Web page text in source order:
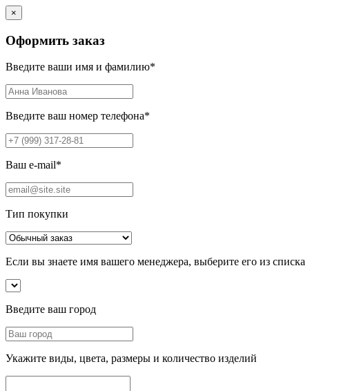
×
Оформить заказ
Введите ваши имя и фамилию*
Введите ваш номер телефона*
Ваш e-mail*
Тип покупки
Если вы знаете имя вашего менеджера, выберите его из списка
Введите ваш город
Укажите виды, цвета, размеры и количество изделий